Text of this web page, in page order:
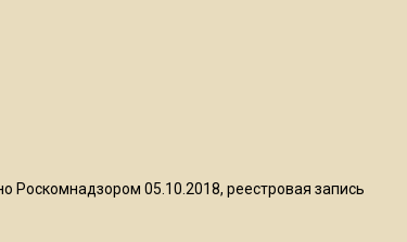
Роман Терюшков назвал
Роскомнадзором 05.10.2018, реестровая запись